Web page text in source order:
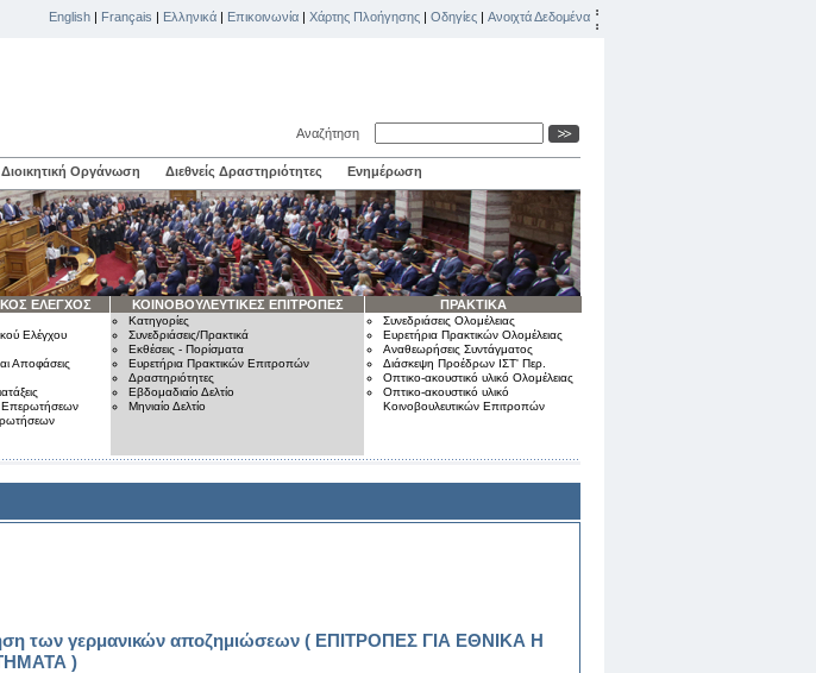
English | Français | Ελληνικά | Επικοινωνία | Χάρτης Πλοήγησης | Οδηγίες | Ανοιχτά Δεδομένα
Αναζήτηση
Διοικητική Οργάνωση Διεθνείς Δραστηριότητες Ενημέρωση
ΕΛΕΓΧΟΣ
Ελέγχου
Αποφάσεις
Επερωτήσεων
ΚΟΙΝΟΒΟΥΛΕΥΤΙΚΕΣ ΕΠΙΤΡΟΠΕΣ
Κατηγορίες
Συνεδριάσεις/Πρακτικά
Εκθέσεις - Πορίσματα
Ευρετήρια Πρακτικών Επιτροπών
Δραστηριότητες
Εβδομαδιαίο Δελτίο
Μηνιαίο Δελτίο
ΠΡΑΚΤΙΚΑ
Συνεδριάσεις Ολομέλειας
Ευρετήρια Πρακτικών Ολομέλειας
Αναθεωρήσεις Συντάγματος
Διάσκεψη Προέδρων ΙΣΤ' Περ.
Οπτικο-ακουστικό υλικό Ολομέλειας
Οπτικο-ακουστικό υλικό
Κοινοβουλευτικών Επιτροπών
των γερμανικών αποζημιώσεων ( ΕΠΙΤΡΟΠΕΣ ΓΙΑ ΕΘΝΙΚΑ Η
)